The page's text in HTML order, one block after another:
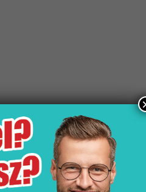
26,3 kg
doboz